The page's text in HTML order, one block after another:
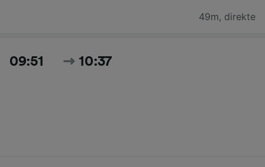
49m, direkte
09:51 10:37